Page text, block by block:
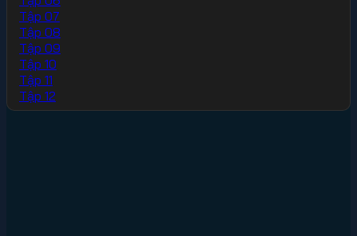
Tập 07
Tập 08
Tập 09
Tập 10
Tập 11
Tập 12